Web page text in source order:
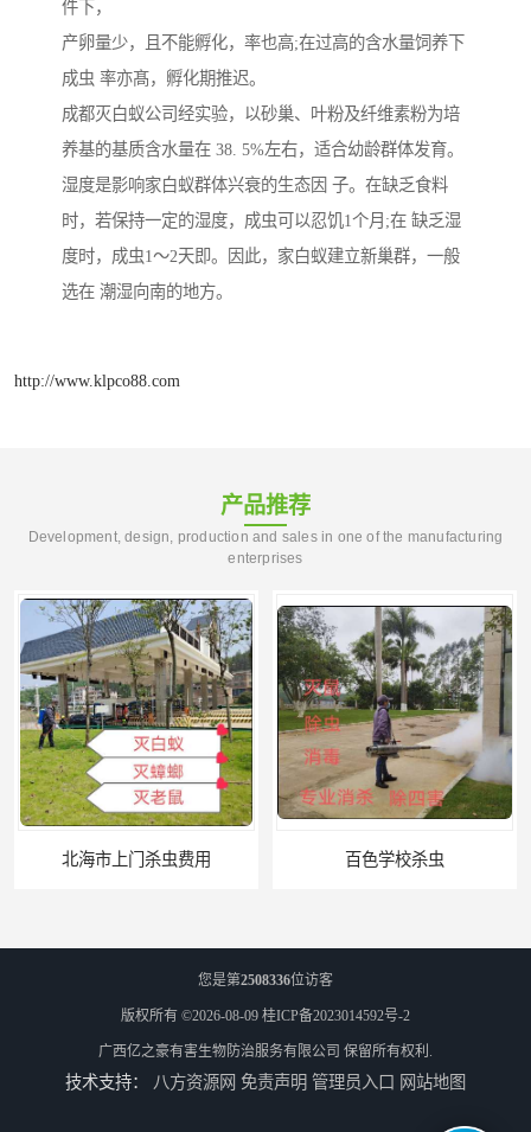
件下，
产卵量少，且不能孵化，率也高;在过高的含水量饲养下
成虫 率亦髙，孵化期推迟。
成都灭白蚁公司经实验，以砂巢、叶粉及纤维素粉为培
养基的基质含水量在 38. 5%左右，适合幼龄群体发育。
湿度是影响家白蚁群体兴衰的生态因 子。在缺乏食料
时，若保持一定的湿度，成虫可以忍饥1个月;在 缺乏湿
度时，成虫1～2天即。因此，家白蚁建立新巢群，一般
选在 潮湿向南的地方。
http://www.klpco88.com
产品推荐
Development, design, production and sales in one of the manufacturing
enterprises
北海市上门杀虫费用 百色学校杀虫
您是第2508336位访客
版权所有 ©2026-08-09 桂ICP备2023014592号-2
广西亿之豪有害生物防治服务有限公司 保留所有权利.
技术支持： 八方资源网 免责声明 管理员入口 网站地图